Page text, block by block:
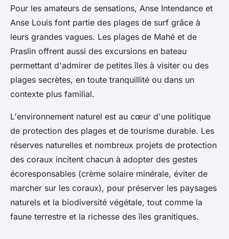
Pour les amateurs de sensations, Anse Intendance et
Anse Louis font partie des plages de surf grâce à
leurs grandes vagues. Les plages de Mahé et de
Praslin offrent aussi des excursions en bateau
permettant d'admirer de petites îles à visiter ou des
plages secrètes, en toute tranquillité ou dans un
contexte plus familial.
L'environnement naturel est au cœur d'une politique
de protection des plages et de tourisme durable. Les
réserves naturelles et nombreux projets de protection
des coraux incitent chacun à adopter des gestes
écoresponsables (crème solaire minérale, éviter de
marcher sur les coraux), pour préserver les paysages
naturels et la biodiversité végétale, tout comme la
faune terrestre et la richesse des îles granitiques.